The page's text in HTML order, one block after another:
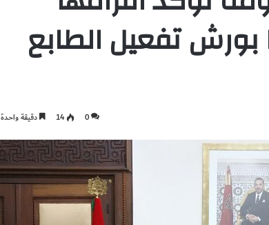
بورش تفعيل الطابع
0
14 دقيقة واحدة